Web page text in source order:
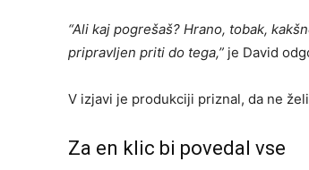
“Ali kaj pogrešaš? Hrano, tobak,
pripravljen priti do tega,” je David
V izjavi je produkciji priznal, da ne
Za en klic bi povedal vse